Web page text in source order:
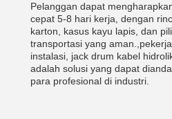
Pelanggan dapat
cepat 5-8 hari kerja, dengan
karton, kasus kayu lapis, dan
transportasi yang
instalasi, jack drum kabel
adalah solusi yang dapat
para profesional di industri.